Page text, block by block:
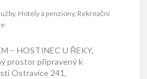
, Hotely a penziony, Rekreační
– HOSTINEC U ŘEKY,
prostor připravený k
Ostravice 241,